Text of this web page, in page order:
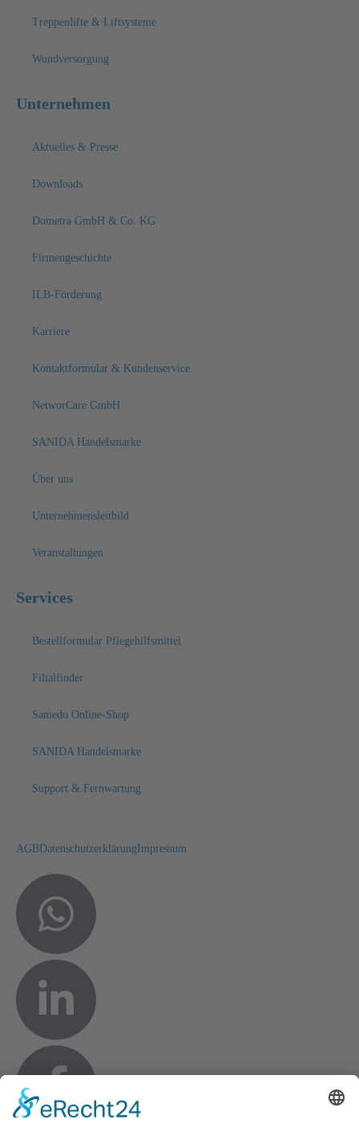
Treppenlifte & Liftsysteme
Wundversorgung
Unternehmen
Aktuelles & Presse
Downloads
Dometra GmbH & Co. KG
Firmengeschichte
ILB-Förderung
Karriere
Kontaktformular & Kundenservice
NetworCare GmbH
SANIDA Handelsmarke
Über uns
Unternehmensleitbild
Veranstaltungen
Services
Bestellformular Pflegehilfsmittel
Filialfinder
Samedo Online-Shop
SANIDA Handelsmarke
Support & Fernwartung
AGB DatenschutzerklärungImpressum